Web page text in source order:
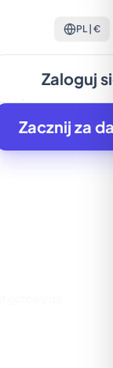
PL | €
Zaloguj
Zacznij za
smartfona
gotowy do